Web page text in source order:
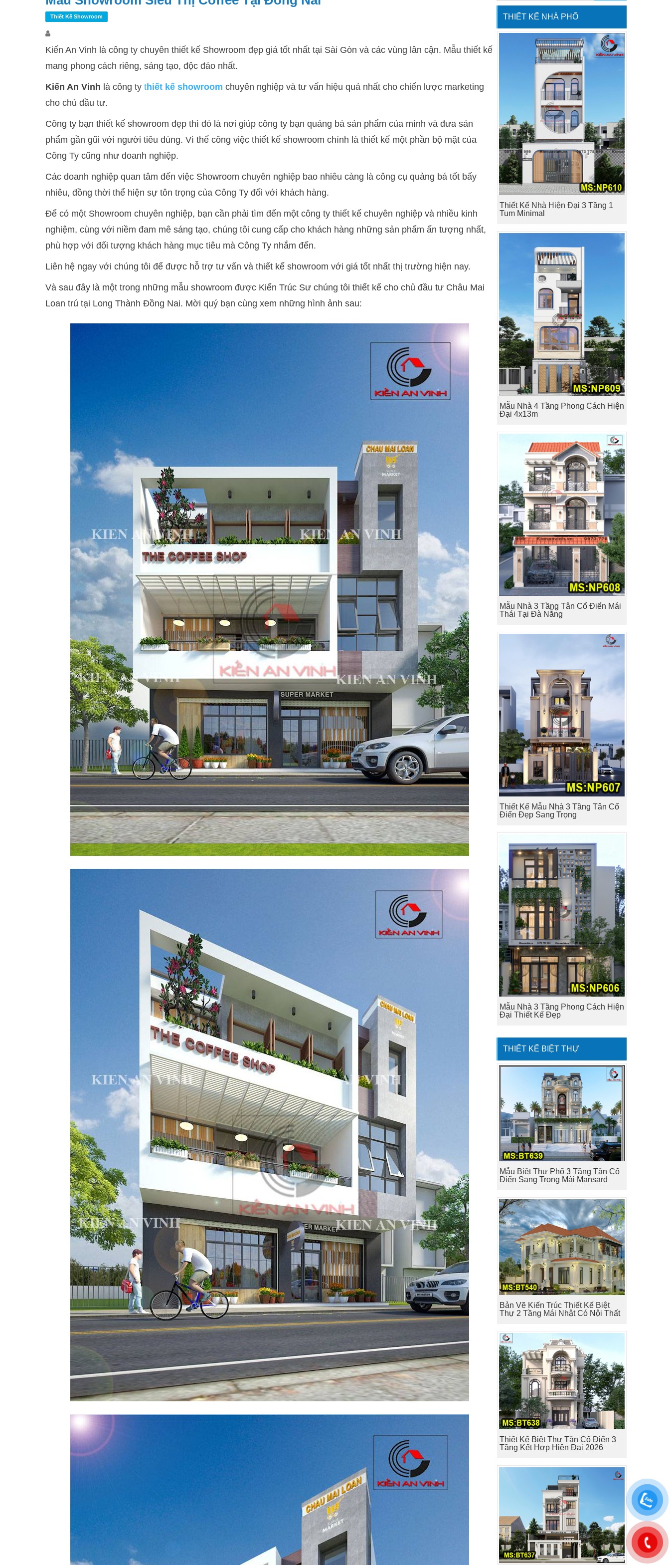
Thiết Kế Showroom
Kiến An Vinh là công ty chuyên thiết kế Showroom đẹp giá tốt nhất tại Sài Gòn và các vùng lân cận. Mẫu thiết kế
mang phong cách riêng, sáng tạo, độc đáo nhất.
Kiến An Vinh là công tythiết kế showroom chuyên nghiệp và tư vấn hiệu quả nhất cho chiến lược marketing
cho chủ đầu tư.
Công ty bạn thiết kế showroom đẹp thì đó là nơi giúp công ty bạn quảng bá sản phẩm của mình và đưa sản
phẩm gần gũi với người tiêu dùng. Vì thế công việc thiết kế showroom chính là thiết kế một phần bộ mặt của
Công Ty cũng như doanh nghiệp.
Các doanh nghiệp quan tâm đến việc Showroom chuyên nghiệp bao nhiêu càng là công cụ quảng bá tốt bấy
nhiêu, đồng thời thể hiện sự tôn trọng của Công Ty đối với khách hàng.
Để có một Showroom chuyên nghiệp, bạn cần phải tìm đến một công ty thiết kế chuyên nghiệp và nhiều kinh
nghiệm, cùng với niềm đam mê sáng tạo, chúng tôi cung cấp cho khách hàng những sản phẩm ấn tượng nhất,
phù hợp với đối tượng khách hàng mục tiêu mà Công Ty nhắm đến.
Liên hệ ngay với chúng tôi để được hỗ trợ tư vấn và thiết kế showroom với giá tốt nhất thị trường hiện nay.
Và sau đây là một trong những mẫu showroom được Kiến Trúc Sư chúng tôi thiết kế cho chủ đầu tư Châu Mai
Loan trú tại Long Thành Đồng Nai. Mời quý bạn cùng xem những hình ảnh sau:
THIẾT KẾ NHÀ PHỐ
Thiết Kế Nhà Hiện Đại 3 Tầng 1
Tum Minimal
Mẫu Nhà 4 Tầng Phong Cách Hiện
Đại 4x13m
Mẫu Nhà 3 Tầng Tân Cổ Điển Mái
Thái Tại Đà Nẵng
Thiết Kế Mẫu Nhà 3 Tầng Tân Cổ
Điển Đẹp Sang Trọng
Mẫu Nhà 3 Tầng Phong Cách Hiện
Đại Thiết Kế Đẹp
THIẾT KẾ BIỆT THỰ
Mẫu Biệt Thự Phố 3 Tầng Tân Cổ
Điển Sang Trọng Mái Mansard
Bản Vẽ Kiến Trúc Thiết Kế Biệt
Thự 2 Tầng Mái Nhật Có Nội Thất
Thiết Kế Biệt Thự Tân Cổ Điển 3
Tầng Kết Hợp Hiện Đại 2026